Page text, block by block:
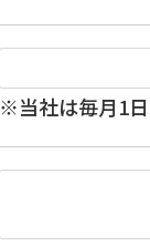
※当社は毎月1日